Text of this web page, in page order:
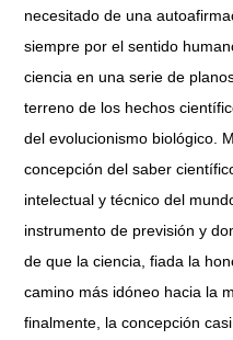
necesitado de una
siempre por el sentido
ciencia en una serie de
terreno de los hechos
del evolucionismo biológico.
concepción del saber
intelectual y técnico del
instrumento de previsión y
de que la ciencia, fiada la
camino más idóneo hacia la
finalmente, la concepción